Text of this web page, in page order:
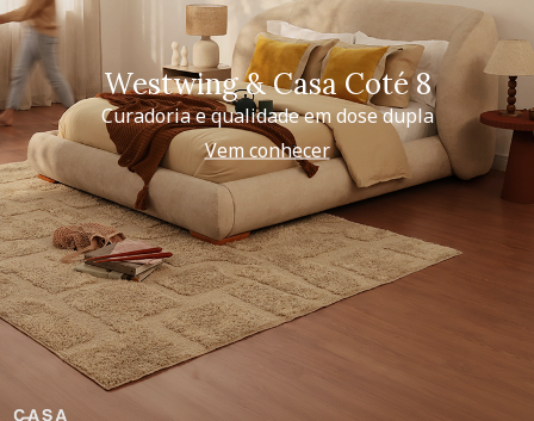
Westwing & Casa Coté 8
Curadoria e qualidade em dose dupla
Vem conhecer